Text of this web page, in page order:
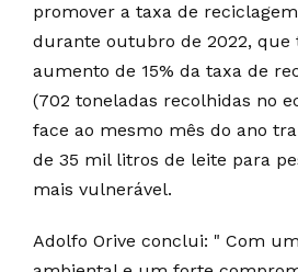
promover a taxa de
durante outubro de 2022,
aumento de 15% da taxa de
(702 toneladas recolhidas no
face ao mesmo mês do ano
de 35 mil litros de leite para
mais vulnerável.
Adolfo Orive conclui: " Com